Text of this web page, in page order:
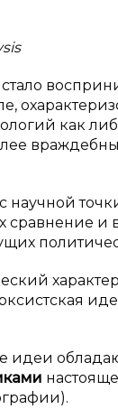
как
научной
сравнение и
идеи